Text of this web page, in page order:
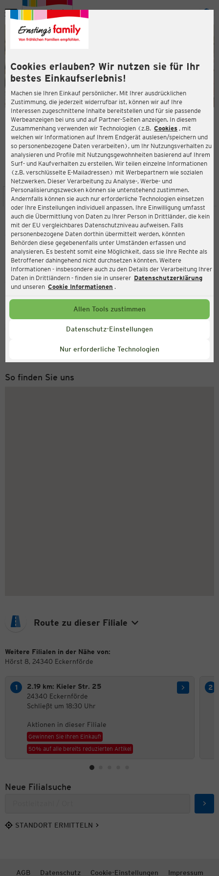
Cookies erlauben? Wir nutzen sie für Ihr
bestes Einkaufserlebnis!
Machen sie Ihren Einkauf persönlicher. Mit Ihrer ausdrücklichen
Zustimmung, die jederzeit widerrufbar ist, können wir auf Ihre
Interessen zugeschnittene Inhalte bereitstellen und für sie passende
Werbeanzeigen bei uns und auf Partner-Seiten anzeigen. In diesem
Zusammenhang verwenden wir Technologien (z.B. Cookies , mit
welchen wir Informationen auf Ihrem Endgerät auslesen/speichern und
so personenbezogene Daten verarbeiten), um Ihr Nutzungsverhalten zu
analysieren und Profile mit Nutzungsgewohnheiten basierend auf Ihrem
Surf- und Kaufverhalten zu erstellen. Wir teilen einzelne Informationen
(z.B. verschlüsselte E-Mailadressen) mit Werbepartnern wie sozialen
Netzwerken. Dieser Verarbeitung zu Analyse-, Werbe- und
Personalisierungszwecken können sie untenstehend zustimmen.
Andernfalls können sie auch nur erforderliche Technologien einsetzen
oder Ihre Einstellungen individuell anpassen. Ihre Einwilligung umfasst
auch die Übermittlung von Daten zu Ihrer Person in Drittländer, die kein
mit der EU vergleichbares Datenschutzniveau aufweisen. Falls
personenbezogene Daten dorthin übermittelt werden, könnten
Behörden diese gegebenenfalls unter Umständen erfassen und
analysieren. Es besteht somit eine Möglichkeit, dass sie Ihre Rechte als
Betroffener dahingehend nicht durchsetzen könnten. Weitere
Informationen - insbesondere auch zu den Details der Verarbeitung Ihrer
Daten in Drittländern - finden sie in unserer Datenschutzerklärung
und unseren Cookie Informationen .
Allen Tools zustimmen
Datenschutz-Einstellungen
Nur erforderliche Technologien
Menü
ERNSTING'S FAMILY FILIALE
Hörst 8
24340 Eckernförde
3,7
Bewertung:
STANDORT SERVICES SORTIMENT AKTIONEN
Ernsting's family
Hörst 8, 24340 Eckernförde
Aktuell:
Geöffnet
Service Hotline
Montag bis Freitag 8-18 Uhr
So finden Sie uns
Route zu dieser Filiale
Weitere Filialen in der Nähe von:
Hörst 8, 24340 Eckernförde
2.19 km: Kieler Str. 25
24340 Eckernförde
Schließt um 18:30 Uhr
Aktionen in dieser Filiale
Gewinnen Sie Ihren Einkauf!
50% auf alle bereits reduzierten Artikel
Neue Filialsuche
STANDORT ERMITTELN
AGB Datenschutz Cookie-Einstellungen Impressum